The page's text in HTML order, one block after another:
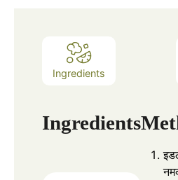
Ingredients
Ingredients